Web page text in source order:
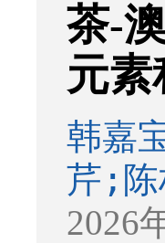
茶-
元素
韩嘉
芹;陈
2026